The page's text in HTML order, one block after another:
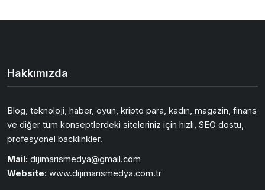
Hakkımızda
Blog, teknoloji, haber, oyun, kripto para, kadın, magazin, finans
ve diğer tüm konseptlerdeki siteleriniz için hızlı, SEO dostu,
profesyonel backlinkler.
Mail: dijimarismedya@gmail.com
Website: www.dijimarismedya.com.tr